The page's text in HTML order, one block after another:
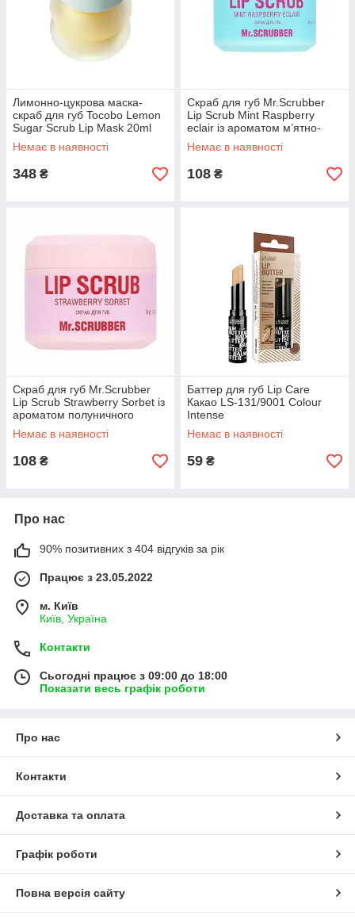
Лимонно-цукрова маска-
скраб для губ Tocobo Lemon
Sugar Scrub Lip Mask 20ml
Немає в наявності
348 ₴
Cкраб для губ Mr.Scrubber
Lip Scrub Mint Raspberry
eclair із ароматом м’ятно-
малинового еклера 35 г
Немає в наявності
108 ₴
Cкраб для губ Mr.Scrubber
Lip Scrub Strawberry Sorbet із
ароматом полуничного
сорбету 35 г
Немає в наявності
108 ₴
Баттер для губ Lip Care
Какао LS-131/9001 Colour
Intense
Немає в наявності
59 ₴
Про нас
90% позитивних з 404 відгуків за рік
Працює з 23.05.2022
м. Київ
Київ, Україна
Контакти
Сьогодні працює з 09:00 до 18:00
Показати весь графік роботи
Про нас
Контакти
Доставка та оплата
Графік роботи
Повна версія сайту